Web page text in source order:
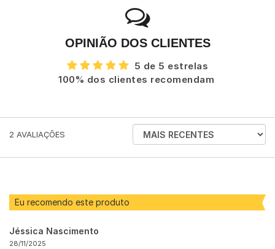
OPINIÃO DOS CLIENTES
5 de 5 estrelas
100% dos clientes recomendam
2 AVALIAÇÕES
ORDENAR
AVALIAÇÕES
Eu recomendo este produto
Jéssica Nascimento
28/11/2025